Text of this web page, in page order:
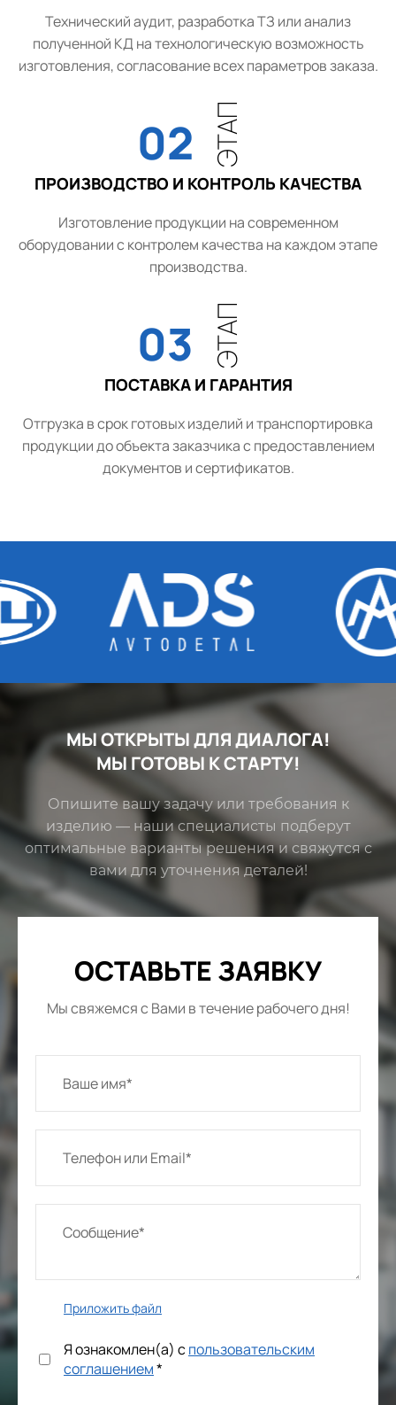
Технический аудит, разработка ТЗ или анализ
полученной КД на технологическую возможность
изготовления, согласование всех параметров заказа.
02 ЭТАП
ПРОИЗВОДСТВО И КОНТРОЛЬ КАЧЕСТВА
Изготовление продукции на современном
оборудовании с контролем качества на каждом этапе
производства.
03 ЭТАП
ПОСТАВКА И ГАРАНТИЯ
Отгрузка в срок готовых изделий и транспортировка
продукции до объекта заказчика с предоставлением
документов и сертификатов.
ОСТАВЬТЕ ЗАЯВКУ
Мы свяжемся с Вами в течение рабочего дня!
Приложить файл
Я ознакомлен(а) спользовательским
соглашением*
МЫ ОТКРЫТЫ ДЛЯ ДИАЛОГА!
МЫ ГОТОВЫ К СТАРТУ!
Опишите вашу задачу или требования к
изделию — наши специалисты подберут
оптимальные варианты решения и свяжутся с
вами для уточнения деталей!